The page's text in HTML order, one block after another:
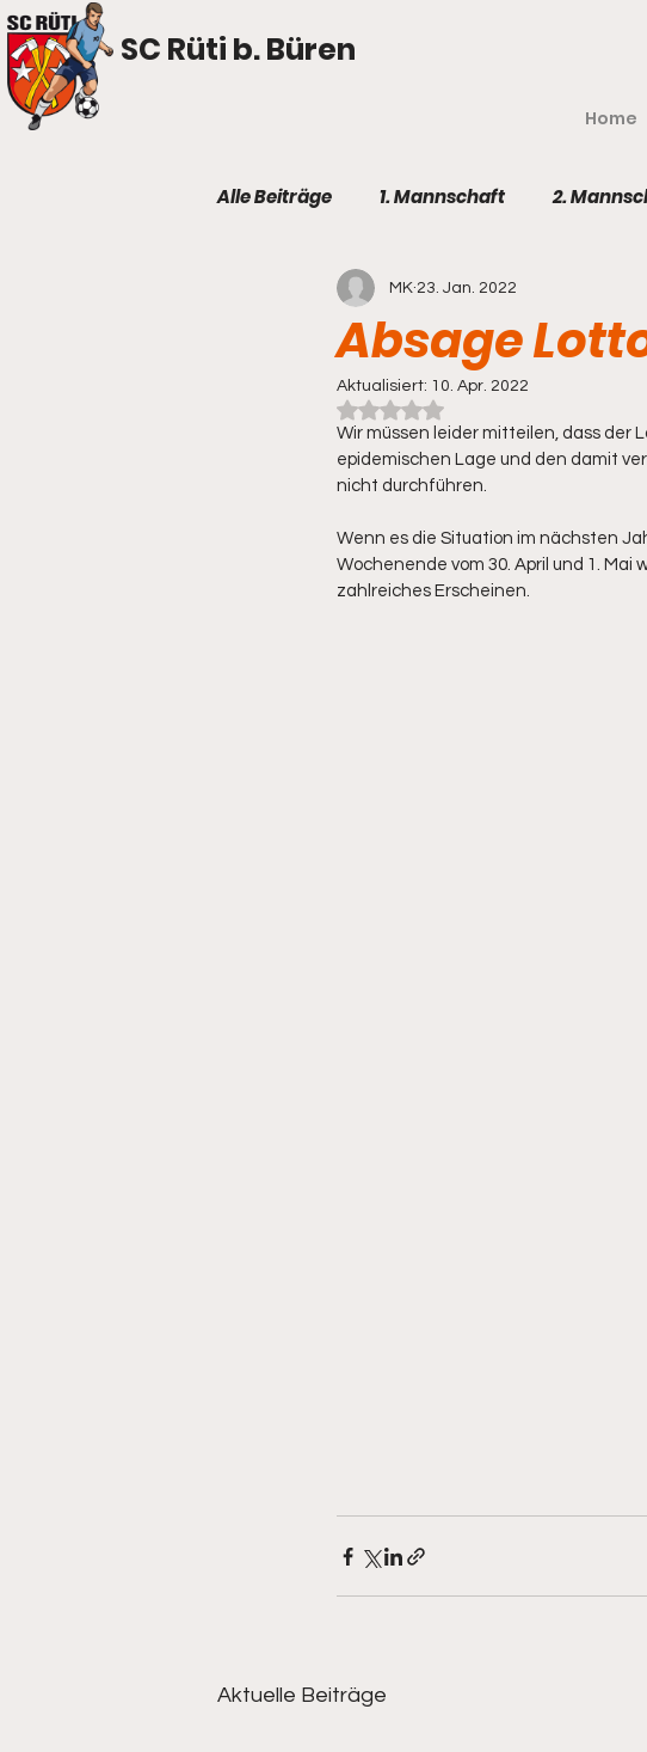
SC Rüti b. Büren
Home
Alle Beiträge 1. Mannschaft 2.
Absage
MK 23. Jan. 2022
Aktualisiert: 10. Apr. 2022
Mit NaN von 5 Sternen bewertet.
Wir müssen leider mitteilen, dass der
epidemischen Lage und den damit
nicht durchführen.
Wenn es die Situation im nächsten
Wochenende vom 30. April und 1.
zahlreiches Erscheinen.
Aktuelle Beiträge